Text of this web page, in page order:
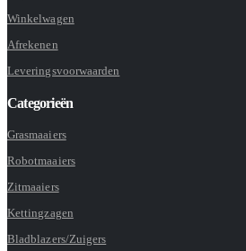
Winkelwagen
Afrekenen
Leveringsvoorwaarden
Categorieën
Grasmaaiers
Robotmaaiers
Zitmaaiers
Kettingzagen
Bladblazers/Zuigers